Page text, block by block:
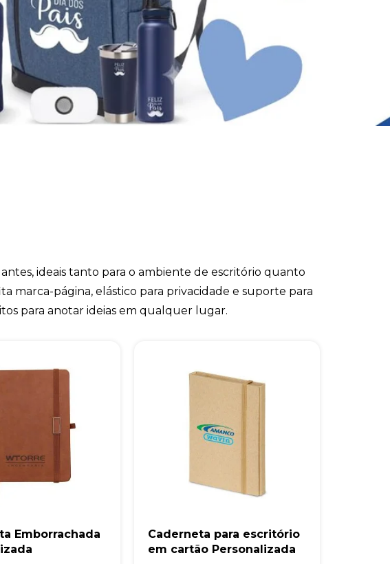
ideais tanto para o ambiente de escritório quanto
marca-página, elástico para privacidade e suporte para
para anotar ideias em qualquer lugar.
Emborrachada
Caderneta para escritório
em cartão Personalizada